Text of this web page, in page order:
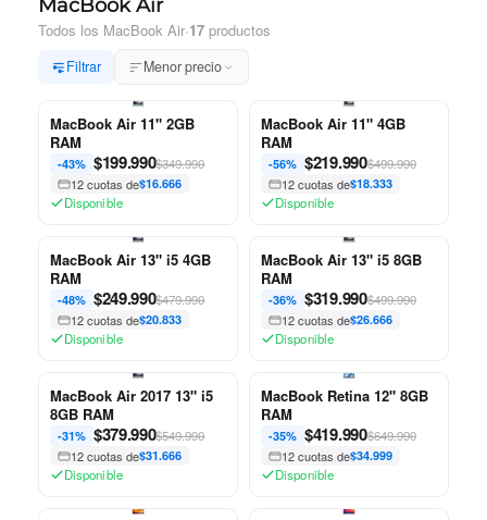
MacBook Air
Todos los MacBook Air·17productos
Filtrar Menor precio
MacBook Air 11" 2GB
RAM
-43% $199.990$349.990
12 cuotas de$16.666
Disponible
MacBook Air 11" 4GB
RAM
-56% $219.990$499.990
12 cuotas de$18.333
Disponible
MacBook Air 13" i5 4GB
RAM
-48% $249.990$479.990
12 cuotas de$20.833
Disponible
MacBook Air 13" i5 8GB
RAM
-36% $319.990$499.990
12 cuotas de$26.666
Disponible
MacBook Air 2017 13" i5
8GB RAM
-31% $379.990$549.990
12 cuotas de$31.666
Disponible
MacBook Retina 12" 8GB
RAM
-35% $419.990$649.990
12 cuotas de$34.999
Disponible